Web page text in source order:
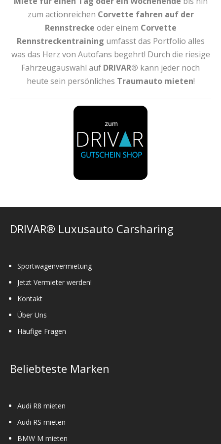
zum actionreichen Corvette fahren auf der
Rennstrecke oder einem Corvette
Rennstreckentraining umfasst das Portfolio alles
was das Herz von Autofans begehrt! Durch die riesige
Fahrzeugauswahl auf DRIVAR® kann jeder noch
heute sein persönliches Traumauto mieten!
DRIVAR® Luxusauto Carsharing
Sportwagenvermietung
Jetzt Vermieter werden!
Kontakt
Über Uns
Häufige Fragen
Beliebteste Marken
Audi R8 mieten
Audi RS mieten
BMW M mieten